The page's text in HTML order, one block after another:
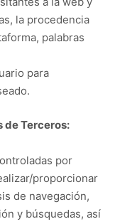
la procedencia
palabras
para
de Terceros:
por
proporcionar
de navegación,
y búsquedas, así